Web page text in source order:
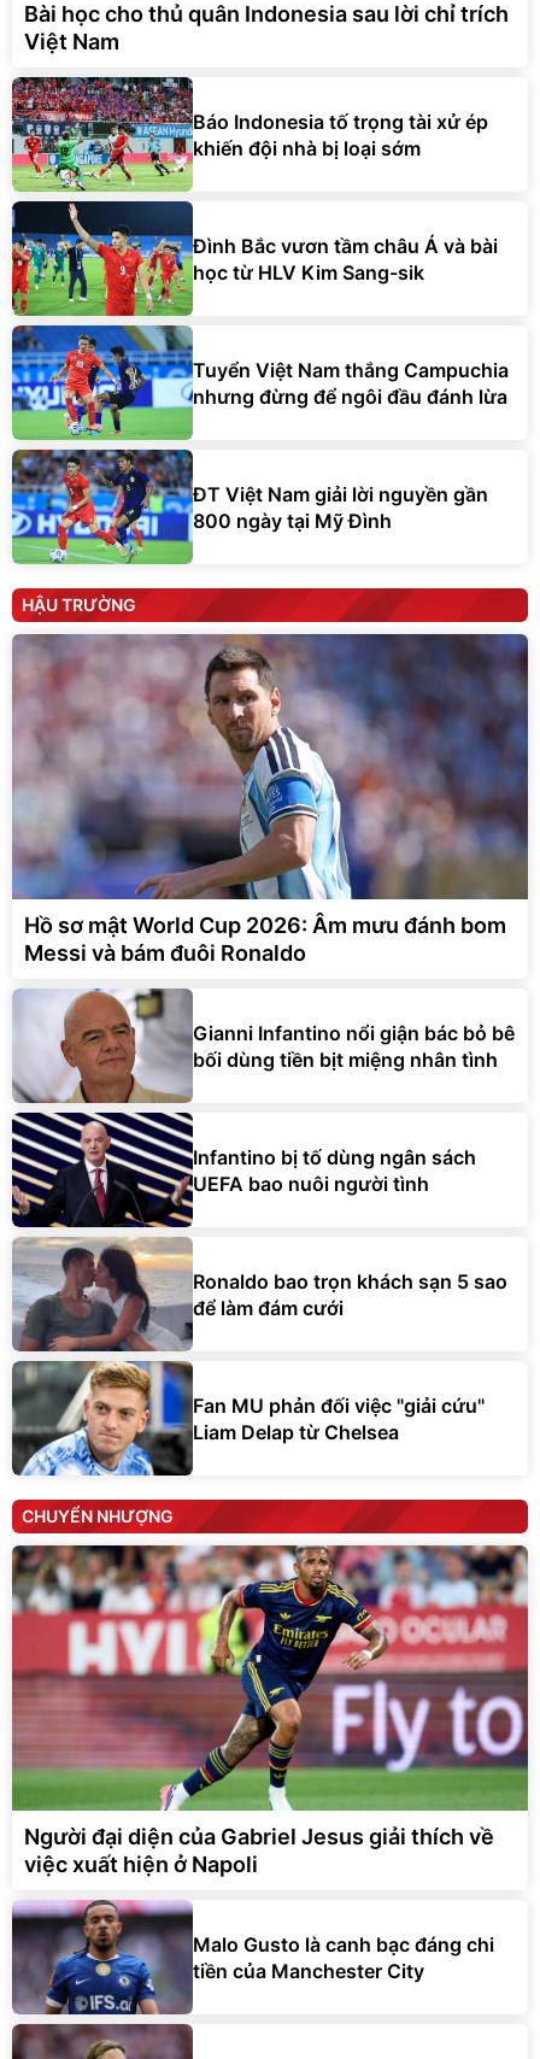
Bài học cho thủ quân Indonesia sau lời chỉ trích
Việt Nam
Báo Indonesia tố trọng tài xử ép
khiến đội nhà bị loại sớm
Đình Bắc vươn tầm châu Á và bài
học từ HLV Kim Sang-sik
Tuyển Việt Nam thắng Campuchia
nhưng đừng để ngôi đầu đánh lừa
ĐT Việt Nam giải lời nguyền gần
800 ngày tại Mỹ Đình
HẬU TRƯỜNG
Hồ sơ mật World Cup 2026: Âm mưu đánh bom
Messi và bám đuôi Ronaldo
Gianni Infantino nổi giận bác bỏ bê
bối dùng tiền bịt miệng nhân tình
Infantino bị tố dùng ngân sách
UEFA bao nuôi người tình
Ronaldo bao trọn khách sạn 5 sao
để làm đám cưới
Fan MU phản đối việc "giải cứu"
Liam Delap từ Chelsea
CHUYỂN NHƯỢNG
Người đại diện của Gabriel Jesus giải thích về
việc xuất hiện ở Napoli
Malo Gusto là canh bạc đáng chi
tiền của Manchester City